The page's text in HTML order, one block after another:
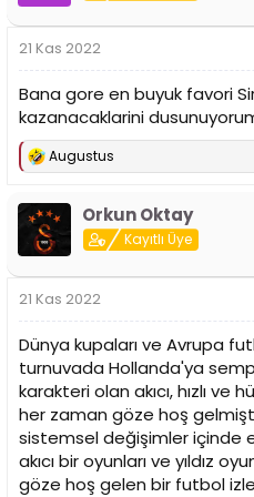
21 Kas 2022
Bana gore en buyuk favori
kazanacaklarini
T
p
k
l
:
Augustus
Orkun Oktay
Kayıtlı Üye
21 Kas 2022
Dünya kupaları ve Avrupa
turnuvada Hollanda'ya
karakteri olan akıcı, hızlı
her zaman göze hoş
sistemsel değişimler içinde
akıcı bir oyunları ve yıldız
göze hoş gelen bir futbol